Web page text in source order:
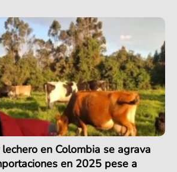
en Colombia se agrava
en 2025 pese a